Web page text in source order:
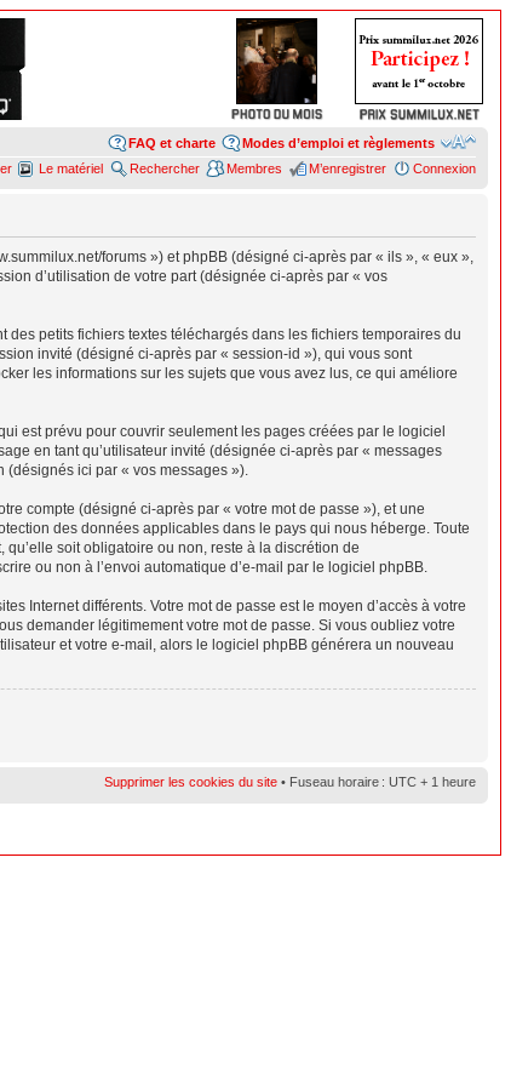
Modes d’emploi et règlements
FAQ et charte
Connexion
M’enregistrer
Membres
Rechercher
Le matériel
forums ») et phpBB (désigné ci-après par « ils », « eux »,
d’utilisation de votre part (désignée ci-après par « vos
petits fichiers textes téléchargés dans les fichiers temporaires du
invité (désigné ci-après par « session-id »), qui vous sont
les informations sur les sujets que vous avez lus, ce qui améliore
est prévu pour couvrir seulement les pages créées par le logiciel
en tant qu’utilisateur invité (désignée ci-après par « messages
(désignés ici par « vos messages »).
compte (désigné ci-après par « votre mot de passe »), et une
des données applicables dans le pays qui nous héberge. Toute
soit obligatoire ou non, reste à la discrétion de
ou non à l’envoi automatique d’e-mail par le logiciel phpBB.
Internet différents. Votre mot de passe est le moyen d’accès à votre
demander légitimement votre mot de passe. Si vous oubliez votre
et votre e-mail, alors le logiciel phpBB générera un nouveau
Supprimer les cookies du site • Fuseau horaire : UTC + 1 heure